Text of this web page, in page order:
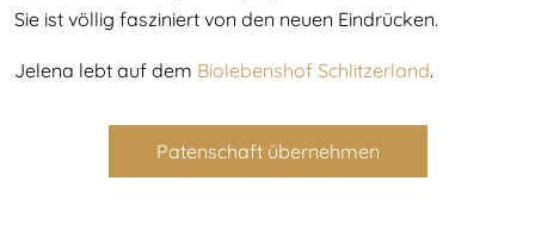
Sie ist völlig fasziniert von den neuen Eindrücken.
Jelena lebt auf dem Biolebenshof Schlitzerland.
Patenschaft übernehmen